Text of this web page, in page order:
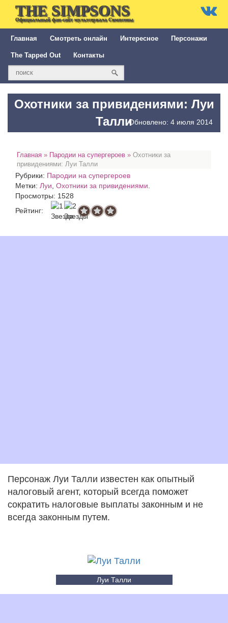
THE SIMPSONS
Официальный фан-сайт мультсериала Симпсоны
Главная Смотреть онлайн Интересное Персонажи
The Tapped Out Контакты
Охотники за привидениями: Луи
ТаллиОбновлено: 4 июля 2014
Главная » Пародии на супергероев » Охотники за
привидениями: Луи Талли
Рубрики: Пародии на супергероев
Метки: Луи Охотники за привидениями
Просмотры: 1528
Рейтинг:
Персонаж Луи Талли известен как опытный
налоговый агент, который всегда поможет
сократить налоговые выплаты законным и не
всегда законным путем.
Луи Талли